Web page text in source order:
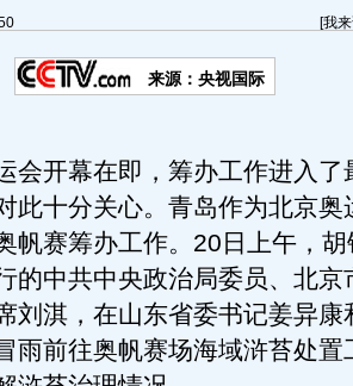
[我
来源：央视国际
开幕在即，筹办工作进入了
此十分关心。青岛作为北京奥
帆赛筹办工作。20日上午，
的中共中央政治局委员、北京
刘淇，在山东省委书记姜异康
雨前往奥帆赛场海域浒苔处置